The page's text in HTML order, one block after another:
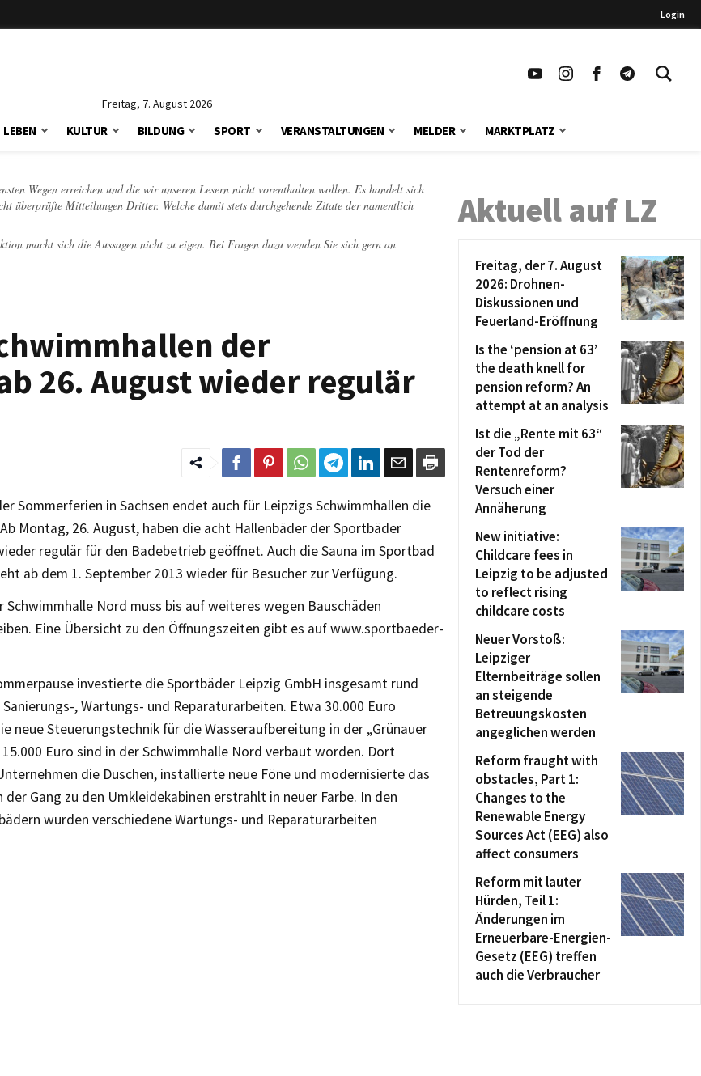
Login
Freitag, 7. August 2026
LEBEN KULTUR BILDUNG SPORT VERANSTALTUNGEN MELDER MARKTPLATZ
Wegen erreichen und die wir unseren Lesern nicht vorenthalten wollen. Es handelt sich
überprüfte Mitteilungen Dritter. Welche damit stets durchgehende Zitate der namentlich
macht sich die Aussagen nicht zu eigen. Bei Fragen dazu wenden Sie sich gern an
der
26. August wieder regulär
Sommerferien in Sachsen endet auch für Leipzigs Schwimmhallen die
Montag, 26. August, haben die acht Hallenbäder der Sportbäder
regulär für den Badebetrieb geöffnet. Auch die Sauna im Sportbad
ab dem 1. September 2013 wieder für Besucher zur Verfügung.
Schwimmhalle Nord muss bis auf weiteres wegen Bauschäden
Eine Übersicht zu den Öffnungszeiten gibt es auf www.sportbaeder-
investierte die Sportbäder Leipzig GmbH insgesamt rund
Sanierungs-, Wartungs- und Reparaturarbeiten. Etwa 30.000 Euro
neue Steuerungstechnik für die Wasseraufbereitung in der „Grünauer
15.000 Euro sind in der Schwimmhalle Nord verbaut worden. Dort
die Duschen, installierte neue Föne und modernisierte das
der Gang zu den Umkleidekabinen erstrahlt in neuer Farbe. In den
wurden verschiedene Wartungs- und Reparaturarbeiten
Aktuell auf LZ
Freitag, der 7. August
2026: Drohnen-
Diskussionen und
Feuerland-Eröffnung
Is the ‘pension at 63’
the death knell for
pension reform? An
attempt at an analysis
Ist die „Rente mit 63“
der Tod der
Rentenreform?
Versuch einer
Annäherung
New initiative:
Childcare fees in
Leipzig to be adjusted
to reflect rising
childcare costs
Neuer Vorstoß:
Leipziger
Elternbeiträge sollen
an steigende
Betreuungskosten
angeglichen werden
Reform fraught with
obstacles, Part 1:
Changes to the
Renewable Energy
Sources Act (EEG) also
affect consumers
Reform mit lauter
Hürden, Teil 1:
Änderungen im
Erneuerbare-Energien-
Gesetz (EEG) treffen
auch die Verbraucher